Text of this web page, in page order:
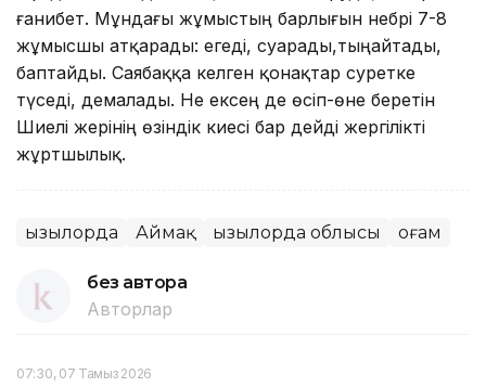
ғанибет. Мұндағы жұмыстың барлығын небәрі 7-8
жұмысшы атқарады: егеді, суарады,тыңайтады,
баптайды. Саябаққа келген қонақтар суретке
түседі, демалады. Не ексең де өсіп-өне беретін
Шиелі жерінің өзіндік киесі бар дейді жергілікті
жұртшылық.
Қызылорда Аймақ Қызылорда облысы Қоғам
без автора
Авторлар
07:30, 07 Тамыз 2026